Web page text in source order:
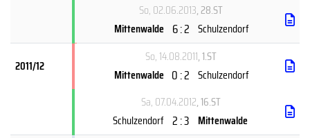
So, 02.06.2013, 28.ST
Mittenwalde 6 : 2 Schulzendorf
2011/12
So, 14.08.2011, 1.ST
Mittenwalde 0 : 2 Schulzendorf
Sa, 07.04.2012, 16.ST
Schulzendorf 2 : 3 Mittenwalde